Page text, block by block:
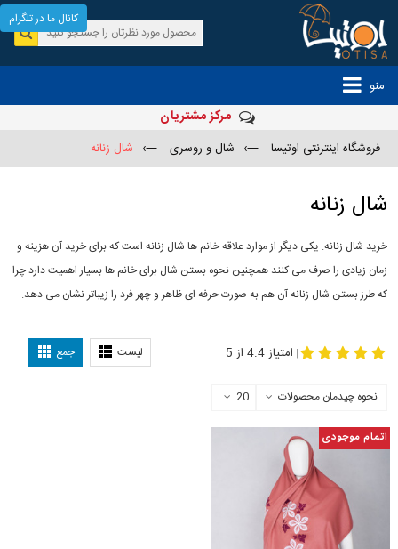
منو
مرکز مشتریان
فروشگاه اینترنتی اوتیسا —› شال و روسری —› شال زنانه
شال زنانه
خرید شال زنانه. یکی دیگر از موارد علاقه خانم ها شال زنانه است که برای خرید آن هزینه و
زمان زیادی را صرف می کنند همچنین نحوه بستن شال برای خانم ها بسیار اهمیت دارد چرا
که طرز بستن شال زنانه آن هم به صورت حرفه ای ظاهر و چهر فرد را زیباتر نشان می دهد.
لیست جمع | امتیاز 4.4 از 5
نحوه چیدمان محصولات 20
اتمام موجودی
کانال ما در تلگرام